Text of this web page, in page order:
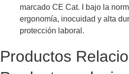
marcado CE Cat. I bajo la
ergonomía, inocuidad y alta
protección laboral.
Productos